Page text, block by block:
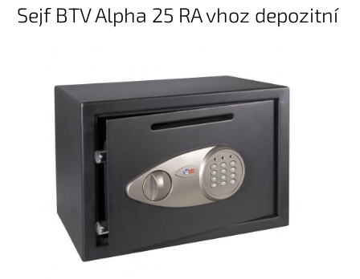
Sejf BTV Alpha 25 RA vhoz depozitní